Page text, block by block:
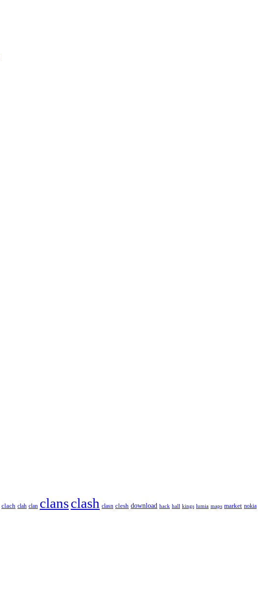
clach clah clan clansclash clasn clesh download hack hall kings lumia maps market nokia